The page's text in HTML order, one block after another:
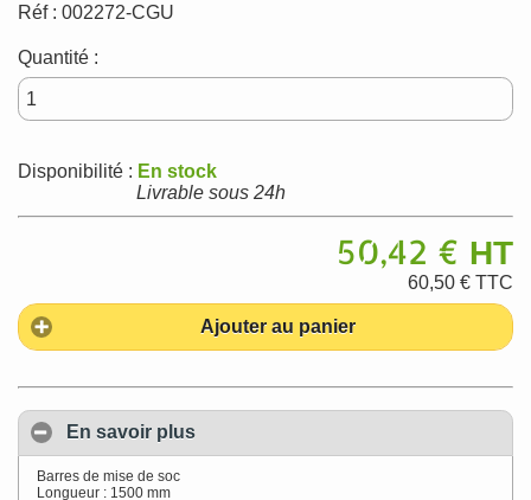
Réf : 002272-CGU
Quantité :
Disponibilité : En stock
Livrable sous 24h
50,42 € HT
60,50 € TTC
Ajouter au panier
En savoir plus
Barres de mise de soc
Longueur : 1500 mm